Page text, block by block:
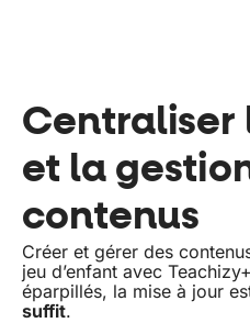
Centraliser
et la
contenus
Créer et gérer des
jeu d’enfant avec
éparpillés, la mise à jour
suffit.